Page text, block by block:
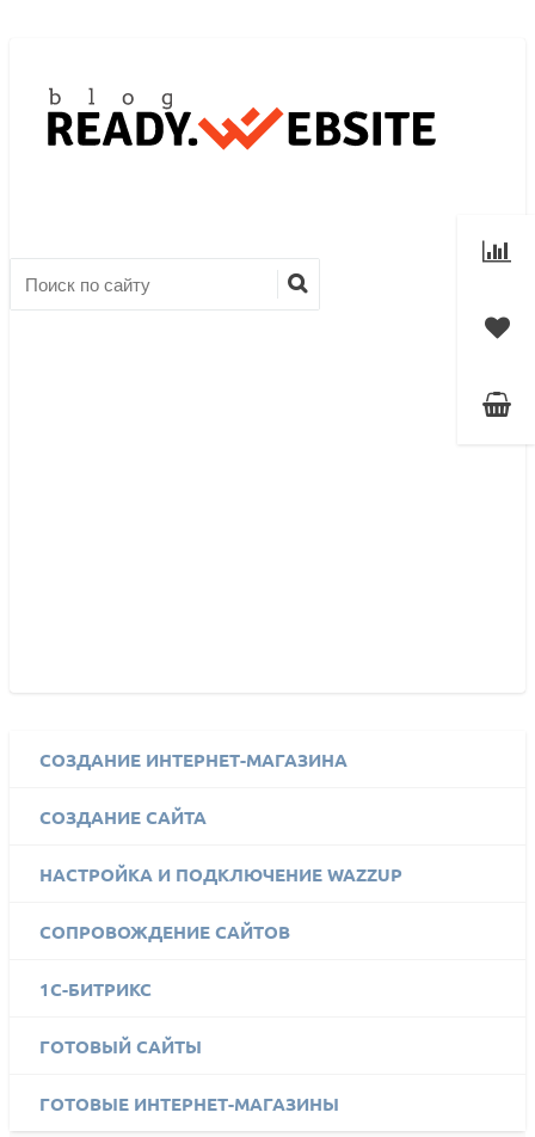
СОЗДАНИЕ ИНТЕРНЕТ-МАГАЗИНА
СОЗДАНИЕ САЙТА
НАСТРОЙКА И ПОДКЛЮЧЕНИЕ WAZZUP
СОПРОВОЖДЕНИЕ САЙТОВ
1C-БИТРИКС
ГОТОВЫЙ САЙТЫ
ГОТОВЫЕ ИНТЕРНЕТ-МАГАЗИНЫ